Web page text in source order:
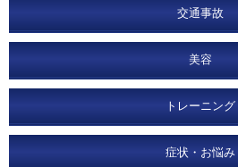
交通事故
美容
トレーニング
症状・お悩み